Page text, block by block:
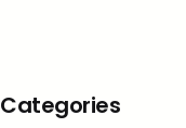
Categories